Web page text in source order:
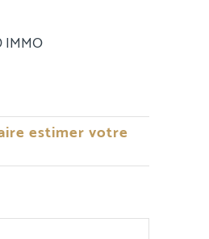
IMMO
estimer votre